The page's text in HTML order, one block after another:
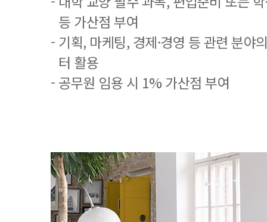
등 가산점 부여
- 기획, 마케팅, 경제·경영 등 관련 분야
터 활용
- 공무원 임용 시 1% 가산점 부여